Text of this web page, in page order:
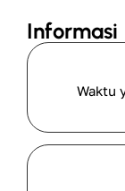
Informasi
Waktu